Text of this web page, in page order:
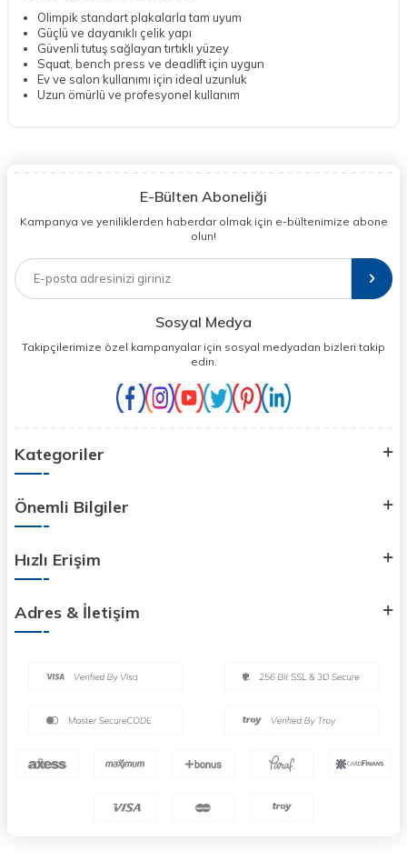
Olimpik standart plakalarla tam uyum
Güçlü ve dayanıklı çelik yapı
Güvenli tutuş sağlayan tırtıklı yüzey
Squat, bench press ve deadlift için uygun
Ev ve salon kullanımı için ideal uzunluk
Uzun ömürlü ve profesyonel kullanım
E-Bülten Aboneliği
Kampanya ve yeniliklerden haberdar olmak için e-bültenimize abone
olun!
Sosyal Medya
Takipçilerimize özel kampanyalar için sosyal medyadan bizleri takip
edin.
Kategoriler
Önemli Bilgiler
Hızlı Erişim
Adres & İletişim